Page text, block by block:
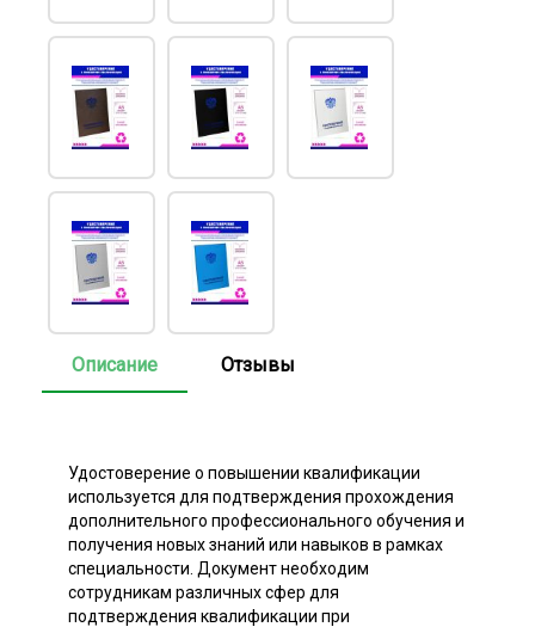
Описание Отзывы
Удостоверение о повышении квалификации
используется для подтверждения прохождения
дополнительного профессионального обучения и
получения новых знаний или навыков в рамках
специальности. Документ необходим
сотрудникам различных сфер для
подтверждения квалификации при